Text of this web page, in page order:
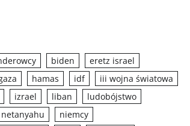
biden
eretz israel
hamas idf
iii wojna światowa
izrael liban
ludobójstwo
netanyahu
niemcy